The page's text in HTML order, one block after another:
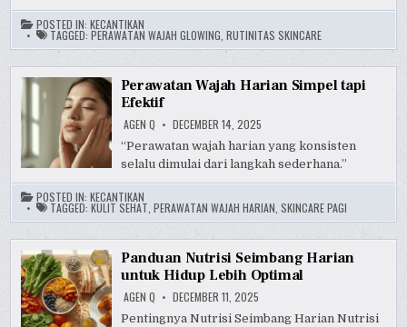
POSTED IN:KECANTIKAN
TAGGED:PERAWATAN WAJAH GLOWING ,RUTINITAS SKINCARE
Perawatan Wajah Harian Simpel tapi
Efektif
AGEN Q DECEMBER 14, 2025
“Perawatan wajah harian yang konsisten
selalu dimulai dari langkah sederhana.”
POSTED IN:KECANTIKAN
TAGGED:KULIT SEHAT ,PERAWATAN WAJAH HARIAN ,SKINCARE PAGI
Panduan Nutrisi Seimbang Harian
untuk Hidup Lebih Optimal
AGEN Q DECEMBER 11, 2025
Pentingnya Nutrisi Seimbang Harian Nutrisi